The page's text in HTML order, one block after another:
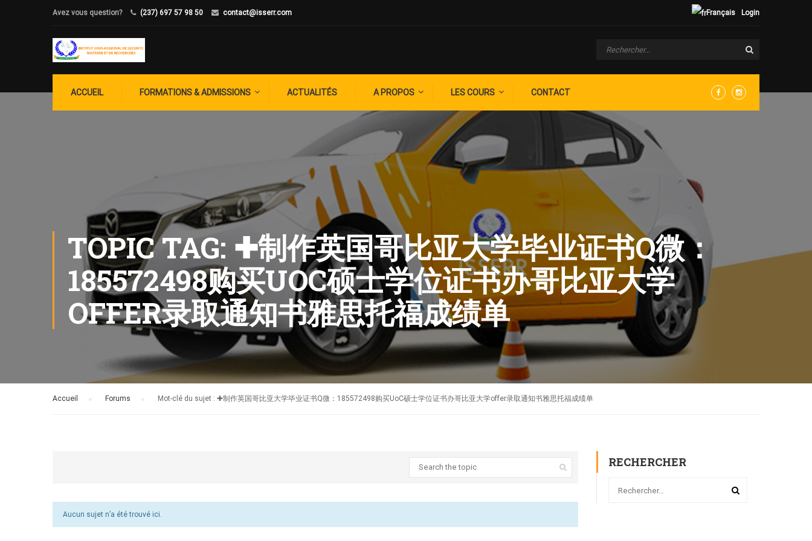
Avez vous question? (237) 697 57 98 50 contact@isserr.com Login
Français
ACCUEIL FORMATIONS & ADMISSIONS ACTUALITÉS A PROPOS LES COURS CONTACT
TOPIC TAG: ✚制作英国哥比亚大学毕业证书Q微：
185572498购买UOC硕士学位证书办哥比亚大学
OFFER录取通知书雅思托福成绩单
Accueil Forums Mot-clé du sujet : ✚制作英国哥比亚大学毕业证书Q微：185572498购买UoC硕士学位证书办哥比亚大学offer录取通知书雅思托福成绩单
Aucun sujet n’a été trouvé ici.
RECHERCHER